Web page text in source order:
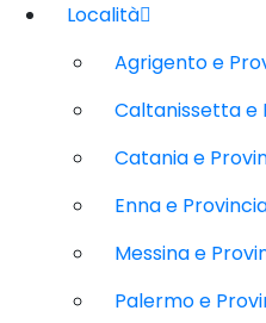
Località
Agrigento e
Caltanissetta e
Catania e
Enna e
Messina e
Palermo e